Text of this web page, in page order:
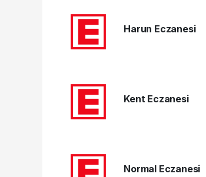
Harun Eczanesi
Kent Eczanesi
Normal Eczanesi